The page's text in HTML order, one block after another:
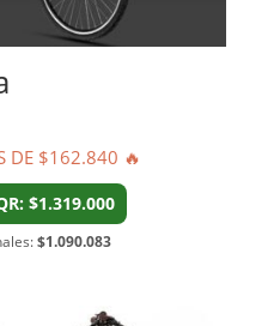
DE $162.840 🔥
$1.319.000
$1.090.083